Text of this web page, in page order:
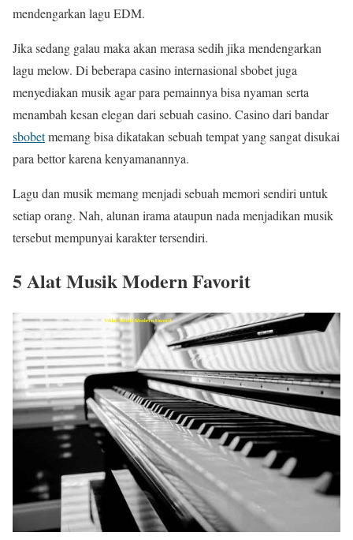
mendengarkan lagu EDM.
Jika sedang galau maka akan merasa sedih jika mendengarkan
lagu melow. Di beberapa casino internasional sbobet juga
menyediakan musik agar para pemainnya bisa nyaman serta
menambah kesan elegan dari sebuah casino. Casino dari bandar
sbobetmemang bisa dikatakan sebuah tempat yang sangat disukai
para bettor karena kenyamanannya.
Lagu dan musik memang menjadi sebuah memori sendiri untuk
setiap orang. Nah, alunan irama ataupun nada menjadikan musik
tersebut mempunyai karakter tersendiri.
5 Alat Musik Modern Favorit